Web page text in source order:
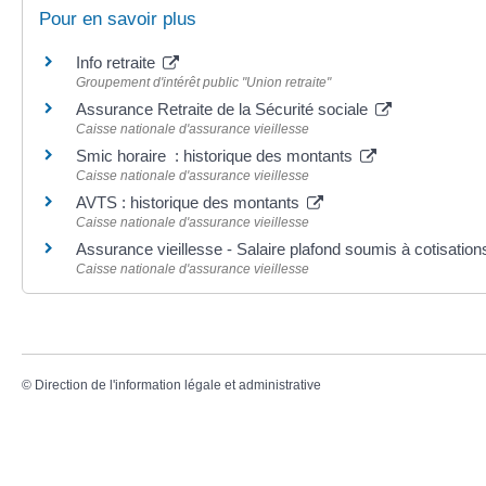
Pour en savoir plus
Info retraite
Groupement d'intérêt public "Union retraite"
Assurance Retraite de la Sécurité sociale
Caisse nationale d'assurance vieillesse
Smic horaire : historique des montants
Caisse nationale d'assurance vieillesse
AVTS : historique des montants
Caisse nationale d'assurance vieillesse
Assurance vieillesse - Salaire plafond soumis à
Caisse nationale d'assurance vieillesse
© Direction de l'information légale et administrative